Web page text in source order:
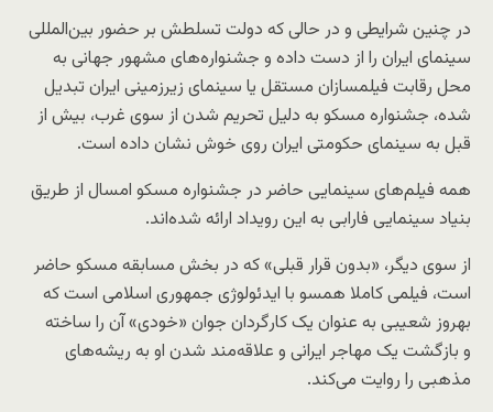
در چنین شرایطی و در حالی که دولت تسلطش بر حضور بین‌المللی
سینمای ایران را از دست داده و جشنواره‌های مشهور جهانی به
محل رقابت فیلمسازان مستقل یا سینمای زیرزمینی ایران تبدیل
شده، جشنواره مسکو به دلیل تحریم شدن از سوی غرب، بیش از
قبل به سینمای حکومتی ایران روی خوش نشان داده است.
همه فیلم‌های سینمایی حاضر در جشنواره مسکو امسال از طریق
بنیاد سینمایی فارابی به این رویداد ارائه شده‌اند.
از سوی دیگر، «بدون قرار قبلی» که در بخش مسابقه مسکو حاضر
است، فیلمی کاملا همسو با ایدئولوژی جمهوری اسلامی است که
بهروز شعیبی به عنوان یک کارگردان جوان «خودی» آن را ساخته
و بازگشت یک مهاجر ایرانی و علاقه‌مند شدن او به ریشه‌های
مذهبی‌ را روایت می‌کند.